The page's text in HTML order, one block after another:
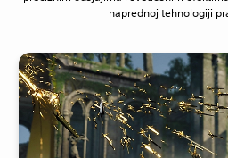
naprednoj tehnologiji